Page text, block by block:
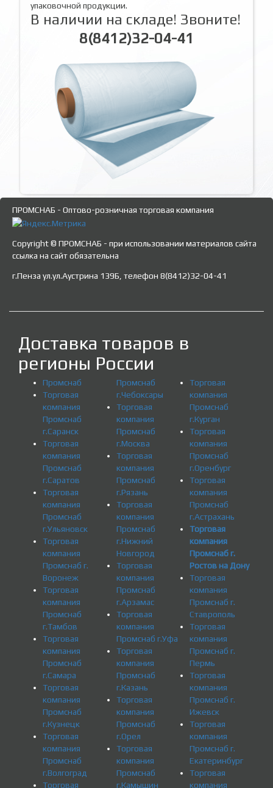
упаковочной продукции.
В наличии на складе! Звоните!
8(8412)32-04-41
ПРОМСНАБ - Оптово-розничная торговая компания
Copyright © ПРОМСНАБ - при использовании материалов сайта
ссылка на сайт обязательна
г.Пенза ул.ул.Аустрина 139Б, телефон 8(8412)32-04-41
Доставка товаров в
регионы России
Промснаб
Торговая
компания
Промснаб
г.Саранск
Торговая
компания
Промснаб
г.Саратов
Торговая
компания
Промснаб
г.Ульяновск
Торговая
компания
Промснаб г.
Воронеж
Торговая
компания
Промснаб
г.Тамбов
Торговая
компания
Промснаб
г.Самара
Торговая
компания
Промснаб
г.Кузнецк
Торговая
компания
Промснаб
г.Волгоград
Торговая
Промснаб
г.Чебоксары
Торговая
компания
Промснаб
г.Москва
Торговая
компания
Промснаб
г.Рязань
Торговая
компания
Промснаб
г.Нижний
Новгород
Торговая
компания
Промснаб
г.Арзамас
Торговая
компания
Промснаб г.Уфа
Торговая
компания
Промснаб
г.Казань
Торговая
компания
Промснаб
г.Орел
Торговая
компания
Промснаб
г.Камышин
Торговая
компания
Промснаб
г.Курган
Торговая
компания
Промснаб
г.Оренбург
Торговая
компания
Промснаб
г.Астрахань
Торговая
компания
Промснаб г.
Ростов на Дону
Торговая
компания
Промснаб г.
Ставрополь
Торговая
компания
Промснаб г.
Пермь
Торговая
компания
Промснаб г.
Ижевск
Торговая
компания
Промснаб г.
Екатеринбург
Торговая
компания